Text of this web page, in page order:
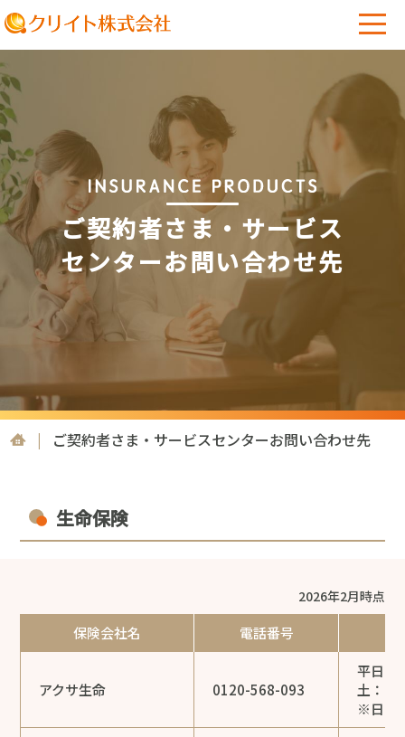
ご契約者さま・サービス
センターお問い合わせ先
| ご契約者さま・サービスセンターお問い合わせ先
生命保険
2026年2月時点
保険会社名 電話番号
アクサ生命 0120-568-093
平日：
土：
※日・